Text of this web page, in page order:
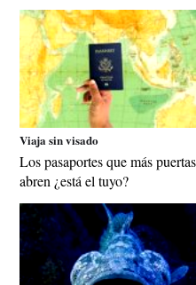
Viaja sin visado
Los pasaportes que más puertas
abren ¿está el tuyo?